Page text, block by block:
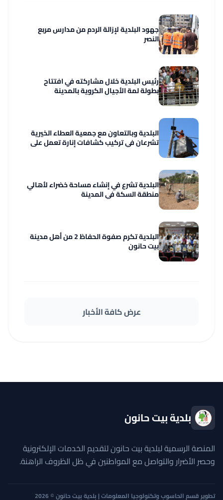
جهود البلدية لإزالة الردم من مدارس مربع
النصر
رئيس البلدية خلال مشاركته في افتتاح
بطولة لمة الأجيال الكروية بالمدينة
البلدية وبالتعاون مع جمعية العطاء الخيرية
تشرعان في تركيب كشافات إنارة تعمل على
اللوحات الشمسية
البلدية تشرع في إنشاء مساحة خضراء لأهالي
منطقة السكة في المدينة
البلدية تكرم صفوة الحفاظ 2 من أهل مدينة
بيت حانون
عرض كافة الأخبار
بلدية بيت حانون
المنصة الرسمية لبلدية بيت حانون لتقديم الخدمات الإلكترونية
وحصر الأضرار والتواصل مع المواطنين في ظل الظروف الراهنة.
تطوير قسم الحاسوب وتكنولوجيا المعلومات | بلدية بيت حانون © 2026